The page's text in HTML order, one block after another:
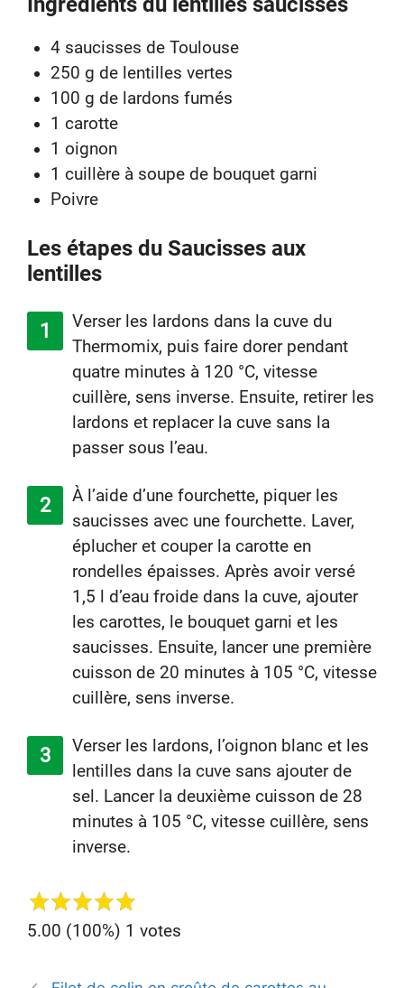
4 saucisses de Toulouse
250 g de lentilles vertes
100 g de lardons fumés
1 carotte
1 oignon
1 cuillère à soupe de bouquet garni
Poivre
Les étapes du Saucisses aux
lentilles
Verser les lardons dans la cuve du
Thermomix, puis faire dorer pendant
quatre minutes à 120 °C, vitesse
cuillère, sens inverse. Ensuite, retirer les
lardons et replacer la cuve sans la
passer sous l’eau.
À l’aide d’une fourchette, piquer les
saucisses avec une fourchette. Laver,
éplucher et couper la carotte en
rondelles épaisses. Après avoir versé
1,5 l d’eau froide dans la cuve, ajouter
les carottes, le bouquet garni et les
saucisses. Ensuite, lancer une première
cuisson de 20 minutes à 105 °C, vitesse
cuillère, sens inverse.
Verser les lardons, l’oignon blanc et les
lentilles dans la cuve sans ajouter de
sel. Lancer la deuxième cuisson de 28
minutes à 105 °C, vitesse cuillère, sens
inverse.
5.00 (100%) 1 votes
Navegación